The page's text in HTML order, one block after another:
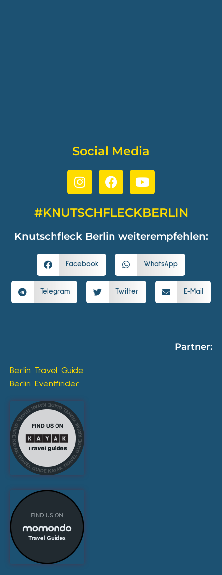
Social Media
#KNUTSCHFLECKBERLIN
Knutschfleck Berlin weiterempfehlen:
Facebook WhatsApp
Telegram Twitter E-Mail
Partner:
Berlin Travel Guide
Berlin Eventfinder